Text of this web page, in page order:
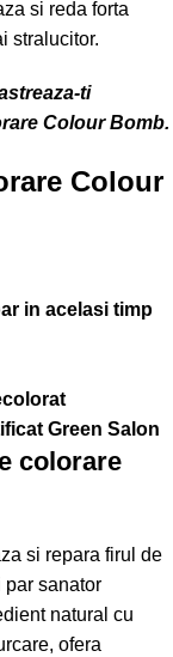
si reda forta
stralucitor.
ti
Colour Bomb.
Colour
in acelasi timp
Green Salon
colorare
si repara firul de
par sanator
natural cu
ofera